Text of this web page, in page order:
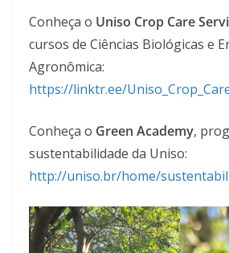
Conheça o Uniso Crop Care
cursos de Ciências Biológicas e
Agronômica:
https://linktr.ee/
Conheça o Green Academy,
sustentabilidade da Uniso:
http://uniso.br/home/